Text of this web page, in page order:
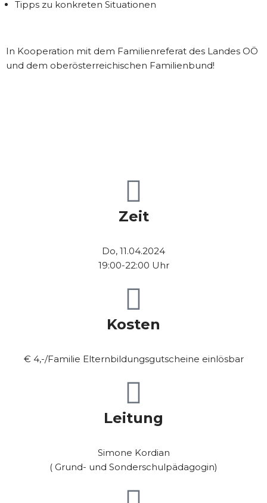
Tipps zu konkreten Situationen
In Kooperation mit dem Familienreferat des Landes OÖ
und dem oberösterreichischen Familienbund!
Zeit
Do, 11.04.2024
19:00-22:00 Uhr
Kosten
€ 4,-/Familie Elternbildungsgutscheine einlösbar
Leitung
Simone Kordian
( Grund- und Sonderschulpädagogin)